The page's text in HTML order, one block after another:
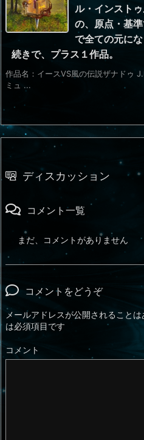
ル・インスト
の、原点・基
で全ての元に
続きで、プラス１作品。
作品名：イースVS風の伝説ザナドゥ
ミュ ...
ディスカッション
コメント一覧
まだ、コメントがありません
コメントをどうぞ
メールアドレスが公開されることは
は必須項目です
コメント